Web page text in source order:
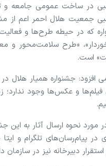
در ساخت عمومی جامعه و
جمعیت هلال‌ احمر اعم از
که در حیطه طرح‌ها و
«طرح سلامت‌محور و
است.
فیلم‌ها و عکس‌ها وجود ندارد؛
مورد نحوه ارسال آثار به این
دبیرخانه نیز در سازمان